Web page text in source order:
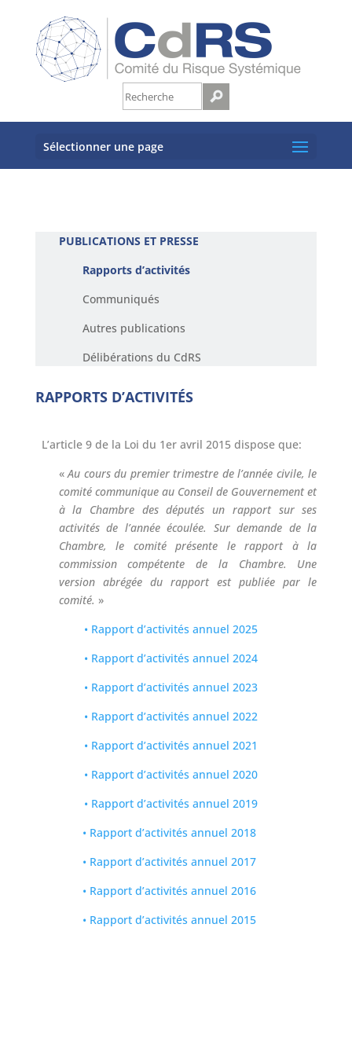
Sélectionner une page
PUBLICATIONS ET PRESSE
Rapports d’activités
Communiqués
Autres publications
Délibérations du CdRS
RAPPORTS D’ACTIVITÉS
L’article 9 de la Loi du 1er avril 2015 dispose que:
«Au cours du premier trimestre de l’année civile, le
comité communique au Conseil de Gouvernement et
à la Chambre des députés un rapport sur ses
activités de l’année écoulée. Sur demande de la
Chambre, le comité présente le rapport à la
commission compétente de la Chambre. Une
version abrégée du rapport est publiée par le
comité. »
• Rapport d’activités annuel 2025
• Rapport d’activités annuel 2024
• Rapport d’activités annuel 2023
• Rapport d’activités annuel 2022
• Rapport d’activités annuel 2021
• Rapport d’activités annuel 2020
• Rapport d’activités annuel 2019
• Rapport d’activités annuel 2018
• Rapport d’activités annuel 2017
• Rapport d’activités annuel 2016
• Rapport d’activités annuel 2015